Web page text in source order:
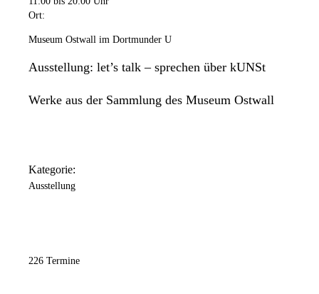
Ort:
Museum Ostwall im Dortmunder U
Ausstellung: let’s talk – sprechen über kUNSt
Werke aus der Sammlung des Museum Ostwall
Kategorie:
Ausstellung
226 Termine